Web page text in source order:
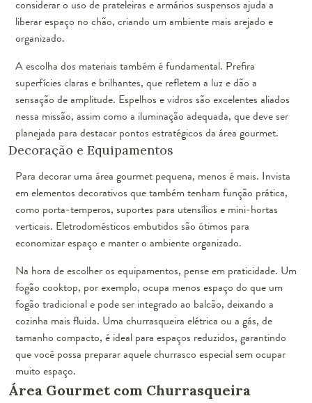
considerar o uso de prateleiras e armários suspensos ajuda a
liberar espaço no chão, criando um ambiente mais arejado e
organizado.
A escolha dos materiais também é fundamental. Prefira
superfícies claras e brilhantes, que refletem a luz e dão a
sensação de amplitude. Espelhos e vidros são excelentes aliados
nessa missão, assim como a iluminação adequada, que deve ser
planejada para destacar pontos estratégicos da área gourmet.
Decoração e Equipamentos
Para decorar uma área gourmet pequena, menos é mais. Invista
em elementos decorativos que também tenham função prática,
como porta-temperos, suportes para utensílios e mini-hortas
verticais. Eletrodomésticos embutidos são ótimos para
economizar espaço e manter o ambiente organizado.
Na hora de escolher os equipamentos, pense em praticidade. Um
fogão cooktop, por exemplo, ocupa menos espaço do que um
fogão tradicional e pode ser integrado ao balcão, deixando a
cozinha mais fluida. Uma churrasqueira elétrica ou a gás, de
tamanho compacto, é ideal para espaços reduzidos, garantindo
que você possa preparar aquele churrasco especial sem ocupar
muito espaço.
Área Gourmet com Churrasqueira